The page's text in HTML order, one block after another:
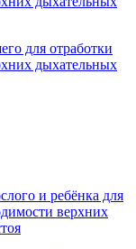
для отработки
дыхательных